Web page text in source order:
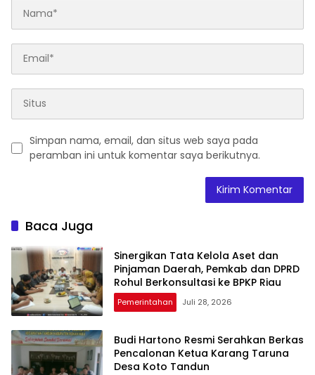
Simpan nama, email, dan situs web saya pada
peramban ini untuk komentar saya berikutnya.
Baca Juga
Sinergikan Tata Kelola Aset dan
Pinjaman Daerah, Pemkab dan DPRD
Rohul Berkonsultasi ke BPKP Riau
Pemerintahan Juli 28, 2026
Budi Hartono Resmi Serahkan Berkas
Pencalonan Ketua Karang Taruna
Desa Koto Tandun